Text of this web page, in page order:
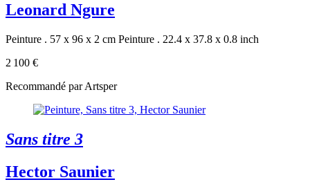
Leonard Ngure
Peinture . 57 x 96 x 2 cm Peinture . 22.4 x 37.8 x 0.8 inch
2 100 €
Recommandé par Artsper
Sans titre 3
Hector Saunier